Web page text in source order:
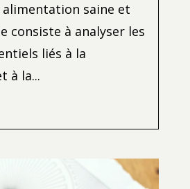
saine et
consiste à analyser les
liés à la
à la...